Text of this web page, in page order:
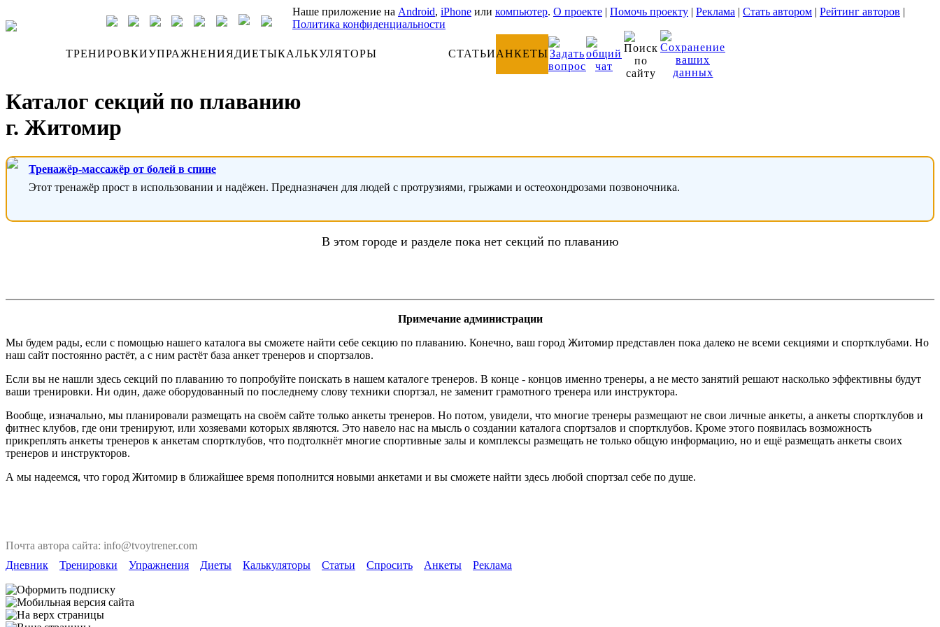
Наше приложение на Android, iPhone или компьютер. О проекте | Помочь проекту | Реклама | Стать автором | Рейтинг авторов |
Политика конфиденциальности
ТРЕНИРОВКИУПРАЖНЕНИЯДИЕТЫКАЛЬКУЛЯТОРЫ СТАТЬИАНКЕТЫ
Каталог секций по плаванию
г. Житомир
Тренажёр-массажёр от болей в спине
Этот тренажёр прост в использовании и надёжен. Предназначен для людей с протрузиями, грыжами и остеохондрозами позвоночника.
В этом городе и разделе пока нет секций по плаванию
Примечание администрации
Мы будем рады, если с помощью нашего каталога вы сможете найти себе секцию по плаванию. Конечно, ваш город Житомир представлен пока далеко не всеми секциями и спортклубами. Но
наш сайт постоянно растёт, а с ним растёт база анкет тренеров и спортзалов.
Если вы не нашли здесь секций по плаванию то попробуйте поискать в нашем каталоге тренеров. В конце - концов именно тренеры, а не место занятий решают насколько эффективны будут
ваши тренировки. Ни один, даже оборудованный по последнему слову техники спортзал, не заменит грамотного тренера или инструктора.
Вообще, изначально, мы планировали размещать на своём сайте только анкеты тренеров. Но потом, увидели, что многие тренеры размещают не свои личные анкеты, а анкеты спортклубов и
фитнес клубов, где они тренируют, или хозяевами которых являются. Это навело нас на мысль о создании каталога спортзалов и спортклубов. Кроме этого появилась возможность
прикреплять анкеты тренеров к анкетам спортклубов, что подтолкнёт многие спортивные залы и комплексы размещать не только общую информацию, но и ещё размещать анкеты своих
тренеров и инструкторов.
А мы надеемся, что город Житомир в ближайшее время пополнится новыми анкетами и вы сможете найти здесь любой спортзал себе по душе.
Почта автора сайта: info@tvoytrener.com
Дневник
Тренировки Упражнения Диеты Калькуляторы Статьи Спросить Анкеты Реклама